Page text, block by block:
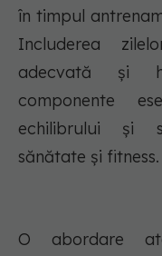
în timpul
Includerea
adecvată și
componente
echilibrului și
sănătate și fitness.
O abordare